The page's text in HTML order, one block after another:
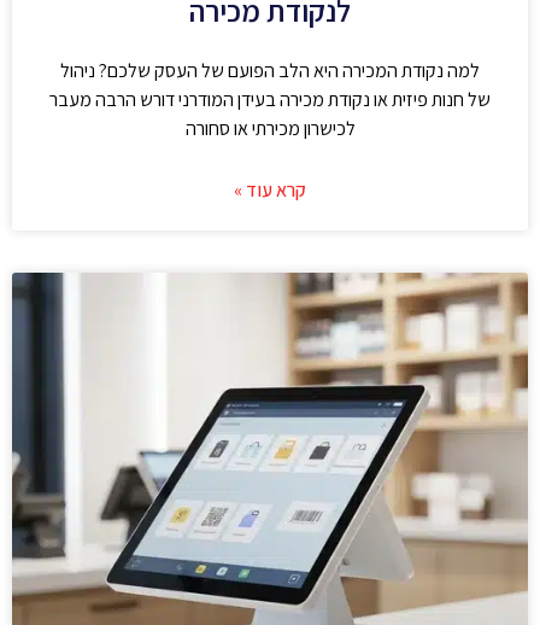
לנקודת מכירה
למה נקודת המכירה היא הלב הפועם של העסק שלכם? ניהול
של חנות פיזית או נקודת מכירה בעידן המודרני דורש הרבה מעבר
לכישרון מכירתי או סחורה
קרא עוד »